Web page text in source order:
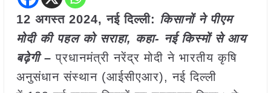
12 अगस्त 2024, नई दिल्ली: किसानों ने पीएम
मोदी की पहल को सराहा, कहा- नई किस्मों से आय
बढ़ेगी –प्रधानमंत्री नरेंद्र मोदी ने भारतीय कृषि
अनुसंधान संस्थान (आईसीएआर), नई दिल्ली